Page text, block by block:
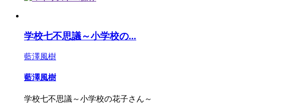
学校七不思議～小学校の...
藍澤風樹
藍澤風樹
学校七不思議～小学校の花子さん～